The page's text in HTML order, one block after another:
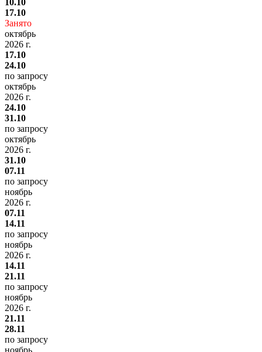
10.10
17.10
Занято
октябрь
2026 г.
17.10
24.10
по запросу
октябрь
2026 г.
24.10
31.10
по запросу
октябрь
2026 г.
31.10
07.11
по запросу
ноябрь
2026 г.
07.11
14.11
по запросу
ноябрь
2026 г.
14.11
21.11
по запросу
ноябрь
2026 г.
21.11
28.11
по запросу